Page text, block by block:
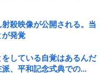
射殺映像が公開される。当
が発覚
をしている自覚はあるんだ
、平和記念式典での...